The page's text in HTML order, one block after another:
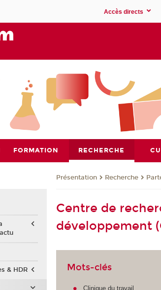
Accès directs
FORMATION RECHERCHE
Présentation Recherche
Centre de
développement
Mots-clés
Clinique du travail
& HDR